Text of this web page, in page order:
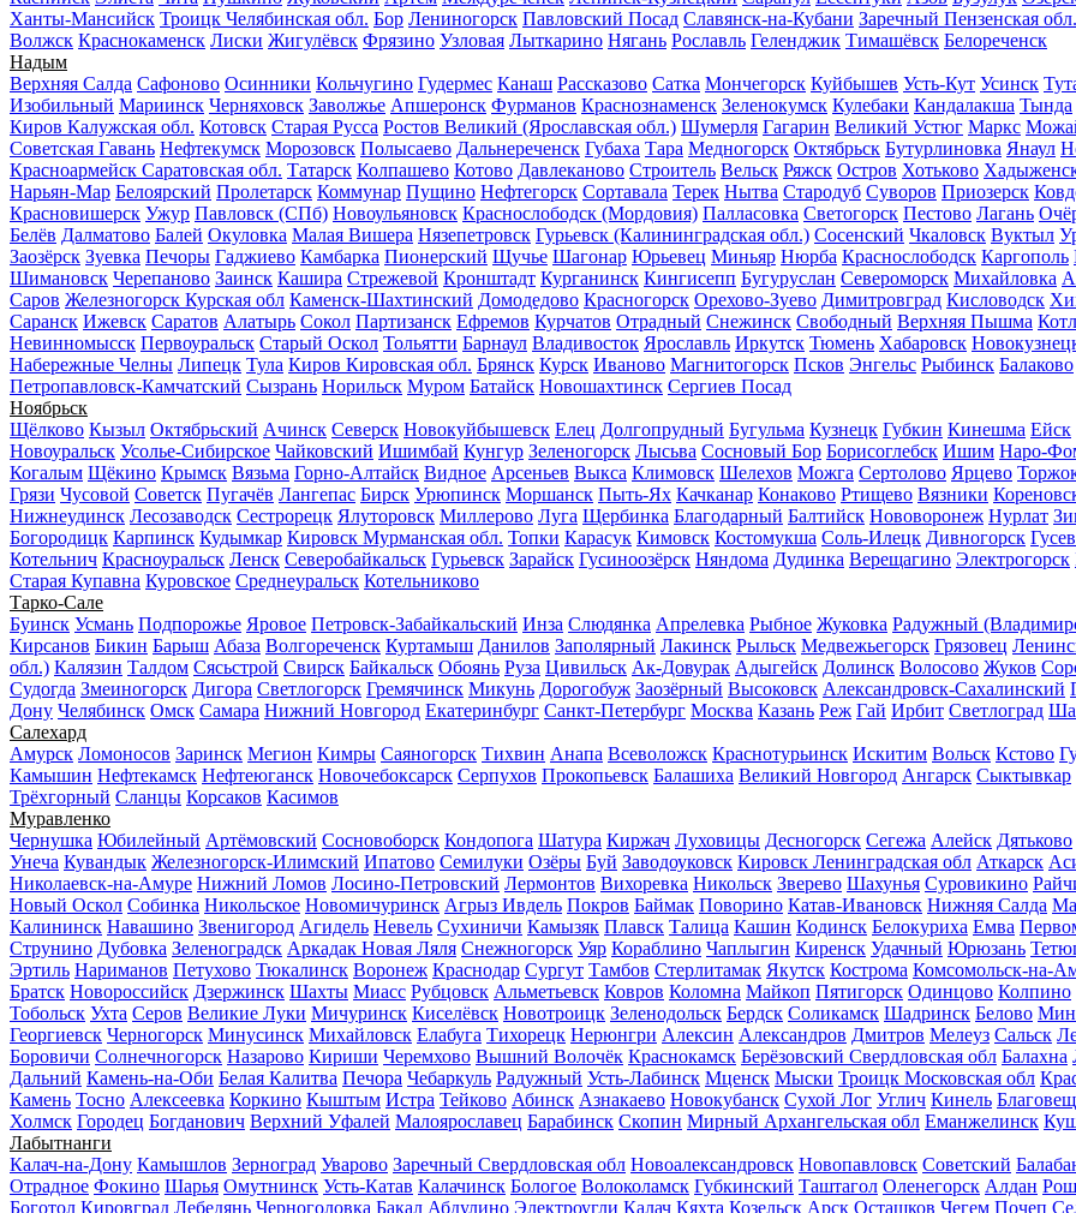
Ханты-Мансийск Троицк Челябинская обл. Бор Лениногорск Павловский Посад Славянск-на-Кубани Заречный Пензенская обл.
Волжск Краснокаменск Лиски Жигулёвск Фрязино Узловая Лыткарино Нягань Рославль Геленджик Тимашёвск Белореченск
Надым
Верхняя Салда Сафоново Осинники Кольчугино Гудермес Канаш Рассказово Сатка Мончегорск Куйбышев Усть-Кут Усинск
Изобильный Мариинск Черняховск Заволжье Апшеронск Фурманов Краснознаменск Зеленокумск Кулебаки Кандалакша Тында
Киров Калужская обл. Котовск Старая Русса Ростов Великий (Ярославская обл.) Шумерля Гагарин Великий Устюг Маркс
Советская Гавань Нефтекумск Морозовск Полысаево Дальнереченск Губаха Тара Медногорск Октябрьск Бутурлиновка Янаул
Красноармейск Саратовская обл. Татарск Колпашево Котово Давлеканово Строитель Вельск Ряжск Остров Хотьково
Нарьян-Мар Белоярский Пролетарск Коммунар Пущино Нефтегорск Сортавала Терек Нытва Стародуб Суворов Приозерск
Красновишерск Ужур Павловск (СПб) Новоульяновск Краснослободск (Мордовия) Палласовка Светогорск Пестово Лагань
Белёв Далматово Балей Окуловка Малая Вишера Нязепетровск Гурьевск (Калининградская обл.) Сосенский Чкаловск Вуктыл
Заозёрск Зуевка Печоры Гаджиево Камбарка Пионерский Щучье Шагонар Юрьевец Миньяр Нюрба Краснослободск Каргополь
Шимановск Черепаново Заинск Кашира Стрежевой Кронштадт Курганинск Кингисепп Бугуруслан Североморск Михайловка
Саров Железногорск Курская обл Каменск-Шахтинский Домодедово Красногорск Орехово-Зуево Димитровград Кисловодск
Саранск Ижевск Саратов Алатырь Сокол Партизанск Ефремов Курчатов Отрадный Снежинск Свободный Верхняя Пышма
Невинномысск Первоуральск Старый Оскол Тольятти Барнаул Владивосток Ярославль Иркутск Тюмень Хабаровск
Набережные Челны Липецк Тула Киров Кировская обл. Брянск Курск Иваново Магнитогорск Псков Энгельс Рыбинск Балаково
Петропавловск-Камчатский Сызрань Норильск Муром Батайск Новошахтинск Сергиев Посад
Ноябрьск
Щёлково Кызыл Октябрьский Ачинск Северск Новокуйбышевск Елец Долгопрудный Бугульма Кузнецк Губкин Кинешма Ейск
Новоуральск Усолье-Сибирское Чайковский Ишимбай Кунгур Зеленогорск Лысьва Сосновый Бор Борисоглебск Ишим Наро-
Когалым Щёкино Крымск Вязьма Горно-Алтайск Видное Арсеньев Выкса Климовск Шелехов Можга Сертолово Ярцево
Грязи Чусовой Советск Пугачёв Лангепас Бирск Урюпинск Моршанск Пыть-Ях Качканар Конаково Ртищево Вязники
Нижнеудинск Лесозаводск Сестрорецк Ялуторовск Миллерово Луга Щербинка Благодарный Балтийск Нововоронеж Нурлат
Богородицк Карпинск Кудымкар Кировск Мурманская обл. Топки Карасук Кимовск Костомукша Соль-Илецк Дивногорск Гусев
Котельнич Красноуральск Ленск Северобайкальск Гурьевск Зарайск Гусиноозёрск Няндома Дудинка Верещагино Электрогорск
Старая Купавна Куровское Среднеуральск Котельниково
Тарко-Сале
Буинск Усмань Подпорожье Яровое Петровск-Забайкальский Инза Слюдянка Апрелевка Рыбное Жуковка Радужный
Кирсанов Бикин Барыш Абаза Волгореченск Куртамыш Данилов Заполярный Лакинск Рыльск Медвежьегорск Грязовец
обл.) Калязин Талдом Сясьстрой Свирск Байкальск Обоянь Руза Цивильск Ак-Довурак Адыгейск Долинск Волосово Жуков
Судогда Змеиногорск Дигора Светлогорск Гремячинск Микунь Дорогобуж Заозёрный Высоковск Александровск-Сахалинский
Дону Челябинск Омск Самара Нижний Новгород Екатеринбург Санкт-Петербург Москва Казань Реж Гай Ирбит Светлоград
Салехард
Амурск Ломоносов Заринск Мегион Кимры Саяногорск Тихвин Анапа Всеволожск Краснотурьинск Искитим Вольск Кстово
Камышин Нефтекамск Нефтеюганск Новочебоксарск Серпухов Прокопьевск Балашиха Великий Новгород Ангарск Сыктывкар
Трёхгорный Сланцы Корсаков Касимов
Муравленко
Чернушка Юбилейный Артёмовский Сосновоборск Кондопога Шатура Киржач Луховицы Десногорск Сегежа Алейск Дятьково
Унеча Кувандык Железногорск-Илимский Ипатово Семилуки Озёры Буй Заводоуковск Кировск Ленинградская обл Аткарск
Николаевск-на-Амуре Нижний Ломов Лосино-Петровский Лермонтов Вихоревка Никольск Зверево Шахунья Суровикино
Новый Оскол Собинка Никольское Новомичуринск Агрыз Ивдель Покров Баймак Поворино Катав-Ивановск Нижняя Салда
Калининск Навашино Звенигород Агидель Невель Сухиничи Камызяк Плавск Талица Кашин Кодинск Белокуриха Емва
Струнино Дубовка Зеленоградск Аркадак Новая Ляля Снежногорск Уяр Кораблино Чаплыгин Киренск Удачный Юрюзань
Эртиль Нариманов Петухово Тюкалинск Воронеж Краснодар Сургут Тамбов Стерлитамак Якутск Кострома Комсомольск-на-
Братск Новороссийск Дзержинск Шахты Миасс Рубцовск Альметьевск Ковров Коломна Майкоп Пятигорск Одинцово Колпино
Тобольск Ухта Серов Великие Луки Мичуринск Киселёвск Новотроицк Зеленодольск Бердск Соликамск Шадринск Белово
Георгиевск Черногорск Минусинск Михайловск Елабуга Тихорецк Нерюнгри Алексин Александров Дмитров Мелеуз Сальск
Боровичи Солнечногорск Назарово Кириши Черемхово Вышний Волочёк Краснокамск Берёзовский Свердловская обл Балахна
Дальний Камень-на-Оби Белая Калитва Печора Чебаркуль Радужный Усть-Лабинск Мценск Мыски Троицк Московская обл
Камень Тосно Алексеевка Коркино Кыштым Истра Тейково Абинск Азнакаево Новокубанск Сухой Лог Углич Кинель
Холмск Городец Богданович Верхний Уфалей Малоярославец Барабинск Скопин Мирный Архангельская обл Еманжелинск
Лабытнанги
Калач-на-Дону Камышлов Зерноград Уварово Заречный Свердловская обл Новоалександровск Новопавловск Советский
Отрадное Фокино Шарья Омутнинск Усть-Катав Калачинск Бологое Волоколамск Губкинский Таштагол Оленегорск Алдан
Боготол Кировград Лебедянь Черноголовка Бакал Абдулино Электроугли Калач Кяхта Козельск Арск Осташков Чегем Почеп